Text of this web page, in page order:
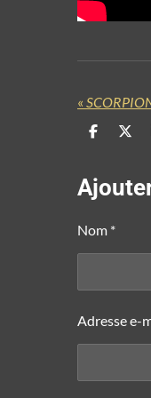
«
P
t
a
r
P
t
a
Nom *
Adresse e-